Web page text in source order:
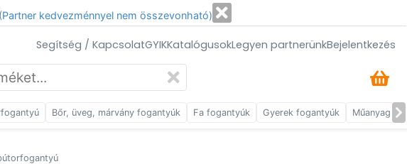
(Partner kedvezménnyel nem összevonható)
Segítség / KapcsolatGYIKKatalógusokLegyen partnerünkBejelentkezés
Bőr, üveg, márvány fogantyúk Fa fogantyúk Gyerek fogantyúk Műanyag